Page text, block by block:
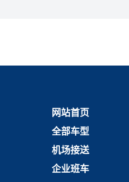
网站首页
全部车型
机场接送
企业班车